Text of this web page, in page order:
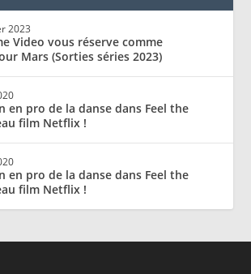
2023
Video vous réserve comme
Mars (Sorties séries 2023)
en pro de la danse dans Feel the
film Netflix !
en pro de la danse dans Feel the
film Netflix !